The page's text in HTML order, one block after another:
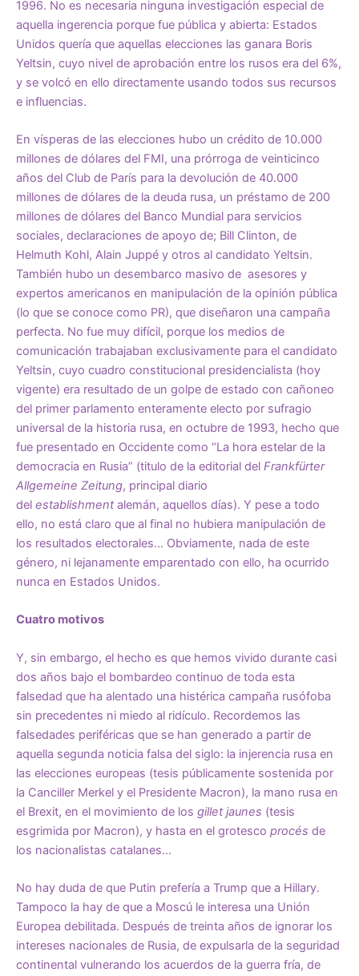
1996. No es necesaria ninguna investigación especial de
aquella ingerencia porque fue pública y abierta: Estados
Unidos quería que aquellas elecciones las ganara Boris
Yeltsin, cuyo nivel de aprobación entre los rusos era del 6%,
y se volcó en ello directamente usando todos sus recursos
e influencias.
En vísperas de las elecciones hubo un crédito de 10.000
millones de dólares del FMI, una prórroga de veinticinco
años del Club de París para la devolución de 40.000
millones de dólares de la deuda rusa, un préstamo de 200
millones de dólares del Banco Mundial para servicios
sociales, declaraciones de apoyo de; Bill Clinton, de
Helmuth Kohl, Alain Juppé y otros al candidato Yeltsin.
También hubo un desembarco masivo de asesores y
expertos americanos en manipulación de la opinión pública
(lo que se conoce como PR), que diseñaron una campaña
perfecta. No fue muy difícil, porque los medios de
comunicación trabajaban exclusivamente para el candidato
Yeltsin, cuyo cuadro constitucional presidencialista (hoy
vigente) era resultado de un golpe de estado con cañoneo
del primer parlamento enteramente electo por sufragio
universal de la historia rusa, en octubre de 1993, hecho que
fue presentado en Occidente como “La hora estelar de la
democracia en Rusia” (titulo de la editorial del Frankfürter
Allgemeine Zeitung, principal diario
del establishmentalemán, aquellos días). Y pese a todo
ello, no está claro que al final no hubiera manipulación de
los resultados electorales… Obviamente, nada de este
género, ni lejanamente emparentado con ello, ha ocurrido
nunca en Estados Unidos.
Cuatro motivos
Y, sin embargo, el hecho es que hemos vivido durante casi
dos años bajo el bombardeo continuo de toda esta
falsedad que ha alentado una histérica campaña rusófoba
sin precedentes ni miedo al ridículo. Recordemos las
falsedades periféricas que se han generado a partir de
aquella segunda noticia falsa del siglo: la injerencia rusa en
las elecciones europeas (tesis públicamente sostenida por
la Canciller Merkel y el Presidente Macron), la mano rusa en
el Brexit, en el movimiento de los gillet jaunes (tesis
esgrimida por Macron), y hasta en el grotesco procés de
los nacionalistas catalanes…
No hay duda de que Putin prefería a Trump que a Hillary.
Tampoco la hay de que a Moscú le interesa una Unión
Europea debilitada. Después de treinta años de ignorar los
intereses nacionales de Rusia, de expulsarla de la seguridad
continental vulnerando los acuerdos de la guerra fría, de